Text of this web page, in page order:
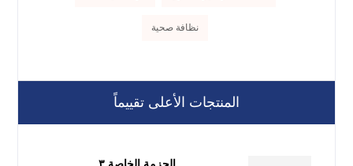
نظافة صحية
المنتجات الأعلى تقييماً